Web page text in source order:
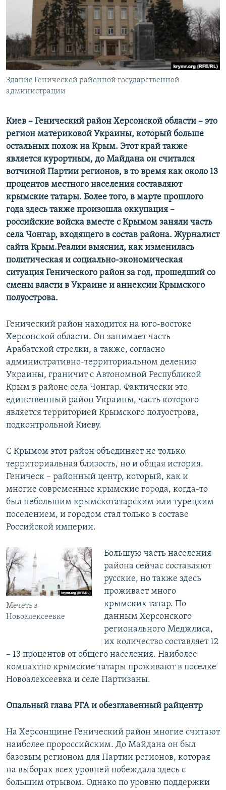
ПОБЕДИТЕЛЕЙ НЕ СУДЯТ?
КРЫМ.НЕПОКОРЕННЫЙ
ELIFBE
УКРАИНСКАЯ ПРОБЛЕМА КРЫМА
ПРИСОЕДИНЯЙТЕСЬ!
Все сайты RFE/RL
Здание Генической районной государственной
администрации
Киев – Генический район Херсонской области – это
регион материковой Украины, который больше
остальных похож на Крым. Этот край также
является курортным, до Майдана он считался
вотчиной Партии регионов, в то время как около 13
процентов местного населения составляют
крымские татары. Более того, в марте прошлого
года здесь также произошла оккупация –
российские войска вместе с Крымом заняли часть
села Чонгар, входящего в состав района. Журналист
сайта Крым.Реалии выяснил, как изменилась
политическая и социально-экономическая
ситуация Генического район за год, прошедший со
смены власти в Украине и аннексии Крымского
полуострова.
Генический район находится на юго-востоке
Херсонской области. Он занимает часть
Арабатской стрелки, а также, согласно
административно-территориальном делению
Украины, граничит с Автономной Республикой
Крым в районе села Чонгар. Фактически это
единственный район Украины, часть которого
является территорией Крымского полуострова,
подконтрольной Киеву.
С Крымом этот район объединяет не только
территориальная близость, но и общая история.
Геническ – районный центр, который, как и
многие современные крымские города, когда-то
был небольшим крымскотатарским или турецким
поселением, и городом стал только в составе
Российской империи.
Мечеть в
Новоалексеевке
Большую часть населения
района сейчас составляют
русские, но также здесь
проживает много
крымских татар. По
данным Херсонского
регионального Меджлиса,
их количество составляет 12
– 13 процентов от общего населения. Наиболее
компактно крымские татары проживают в поселке
Новоалексеевка и селе Партизаны.
Опальный глава РГА и обезглавенный райцентр
На Херсонщине Генический район многие считают
наиболее пророссийским. До Майдана он был
базовым регионом для Партии регионов, которая
на выборах всех уровней побеждала здесь с
большим отрывом. Однако по уровню поддержки